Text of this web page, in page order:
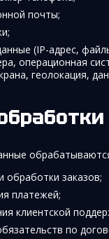
почты;
(IP-адрес,
операционная
геолокация,
заказов;
платежей;
клиентской
по